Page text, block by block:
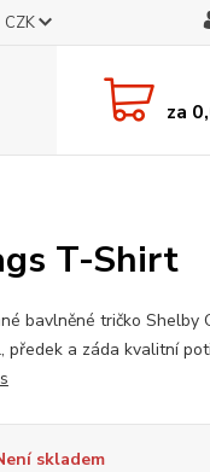
CZK
za
T-Shirt
bavlněné tričko Shelby
předek a záda kvalitní
skladem